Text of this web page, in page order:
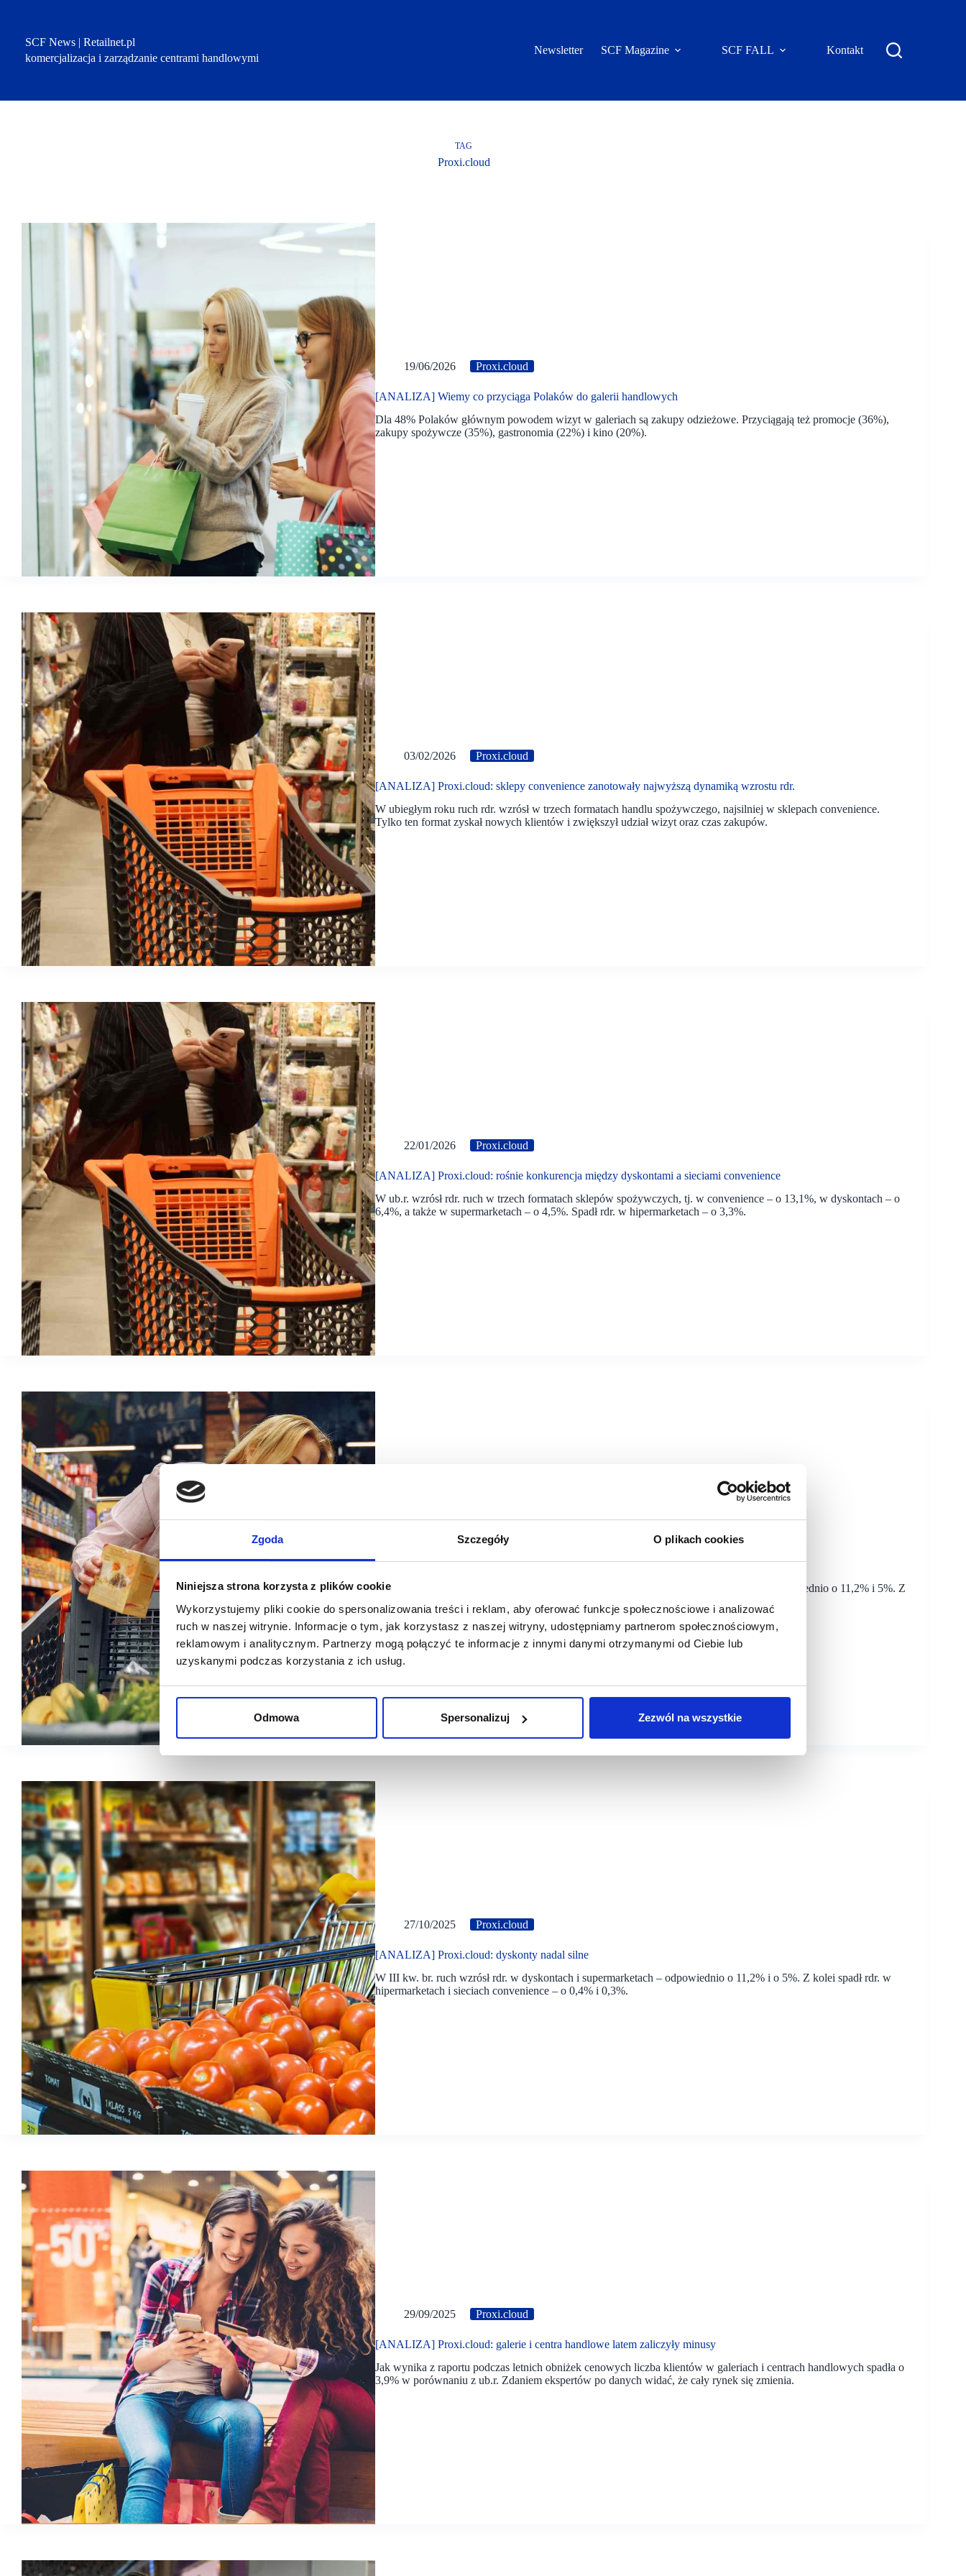
Zgoda Szczegóły O plikach cookies
Niniejsza strona korzysta z plików cookie
Wykorzystujemy pliki cookie do spersonalizowania treści i reklam, aby oferować funkcje społecznościowe i analizować
ruch w naszej witrynie. Informacje o tym, jak korzystasz z naszej witryny, udostępniamy partnerom społecznościowym,
reklamowym i analitycznym. Partnerzy mogą połączyć te informacje z innymi danymi otrzymanymi od Ciebie lub
uzyskanymi podczas korzystania z ich usług.
Odmowa Spersonalizuj Zezwól na wszystkie
SCF News | Retailnet.pl
komercjalizacja i zarządzanie centrami handlowymi
Newsletter SCF Magazine SCF FALL Kontakt
TAG
Proxi.cloud
19/06/2026 Proxi.cloud
[ANALIZA] Wiemy co przyciąga Polaków do galerii handlowych
Dla 48% Polaków głównym powodem wizyt w galeriach są zakupy odzieżowe. Przyciągają też promocje (36%),
zakupy spożywcze (35%), gastronomia (22%) i kino (20%).
03/02/2026 Proxi.cloud
[ANALIZA] Proxi.cloud: sklepy convenience zanotowały najwyższą dynamiką wzrostu rdr.
W ubiegłym roku ruch rdr. wzrósł w trzech formatach handlu spożywczego, najsilniej w sklepach convenience.
Tylko ten format zyskał nowych klientów i zwiększył udział wizyt oraz czas zakupów.
22/01/2026 Proxi.cloud
[ANALIZA] Proxi.cloud: rośnie konkurencja między dyskontami a sieciami convenience
W ub.r. wzrósł rdr. ruch w trzech formatach sklepów spożywczych, tj. w convenience – o 13,1%, w dyskontach – o
6,4%, a także w supermarketach – o 4,5%. Spadł rdr. w hipermarketach – o 3,3%.
Proxi.cloud
[ANALIZA] Proxi.cloud: dyskonty wciąż utrzymują silną pozycję na rynku
W III kw. ruch w sklepach spożywczych wzrósł rdr. w dyskontach i supermarketach – odpowiednio o 11,2% i 5%. Z
27/10/2025 Proxi.cloud
[ANALIZA] Proxi.cloud: dyskonty nadal silne
W III kw. br. ruch wzrósł rdr. w dyskontach i supermarketach – odpowiednio o 11,2% i o 5%. Z kolei spadł rdr. w
hipermarketach i sieciach convenience – o 0,4% i 0,3%.
29/09/2025 Proxi.cloud
[ANALIZA] Proxi.cloud: galerie i centra handlowe latem zaliczyły minusy
Jak wynika z raportu podczas letnich obniżek cenowych liczba klientów w galeriach i centrach handlowych spadła o
3,9% w porównaniu z ub.r. Zdaniem ekspertów po danych widać, że cały rynek się zmienia.